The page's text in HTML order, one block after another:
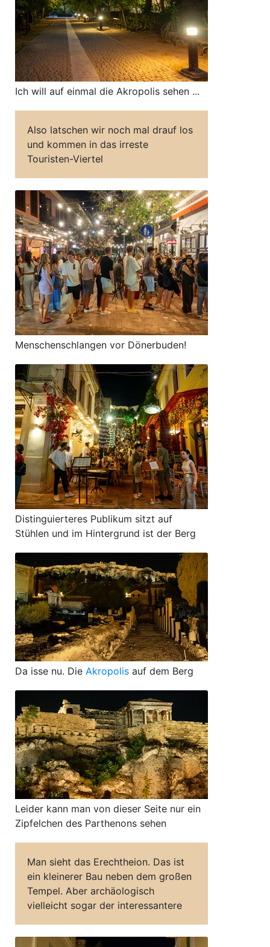
Ich will auf einmal die Akropolis sehen ...
Also latschen wir noch mal drauf los
und kommen in das irreste
Touristen-Viertel
Menschenschlangen vor Dönerbuden!
Distinguierteres Publikum sitzt auf
Stühlen und im Hintergrund ist der Berg
Da isse nu. Die Akropolis auf dem Berg
Leider kann man von dieser Seite nur ein
Zipfelchen des Parthenons sehen
Man sieht das Erechtheion. Das ist
ein kleinerer Bau neben dem großen
Tempel. Aber archäologisch
vielleicht sogar der interessantere